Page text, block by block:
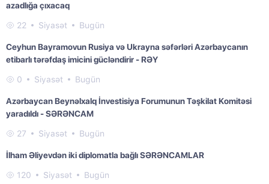
azadlığa çıxacaq
22 Siyasət Bugün
Ceyhun Bayramovun Rusiya və Ukrayna səfərləri Azərbaycanın
etibarlı tərəfdaş imicini gücləndirir - RƏY
0 Siyasət Bugün
Azərbaycan Beynəlxalq İnvestisiya Forumunun Təşkilat Komitəsi
yaradıldı - SƏRƏNCAM
27 Siyasət Bugün
İlham Əliyevdən iki diplomatla bağlı SƏRƏNCAMLAR
120 Siyasət Bugün